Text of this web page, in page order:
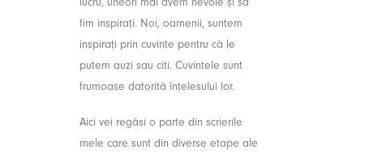
fim inspirați. Noi, oamenii, suntem
inspirați prin cuvinte pentru că le
putem auzi sau citi. Cuvintele sunt
frumoase datorită înțelesului lor.
Aici vei regăsi o parte din scrierile
mele care sunt din diverse etape ale